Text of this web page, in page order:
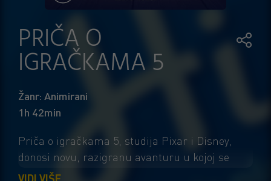
PRIČA O
IGRAČKAMA 5
Žanr: Animirani
1h 42min
Priča o igračkama 5, studija Pixar i Disney,
donosi novu, razigranu avanturu u kojoj se
omiljene igračke suočavaju s izazovima
VIDI VIŠE